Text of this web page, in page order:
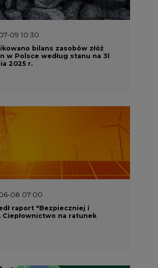
09 10:30
bilans zasobów złóż
w Polsce według stanu na 31
2025 r.
08 07:00
raport "Bezpieczniej i
Ciepłownictwo na ratunek